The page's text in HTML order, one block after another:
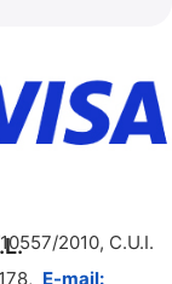
2010, C.U.I.
E-mail: